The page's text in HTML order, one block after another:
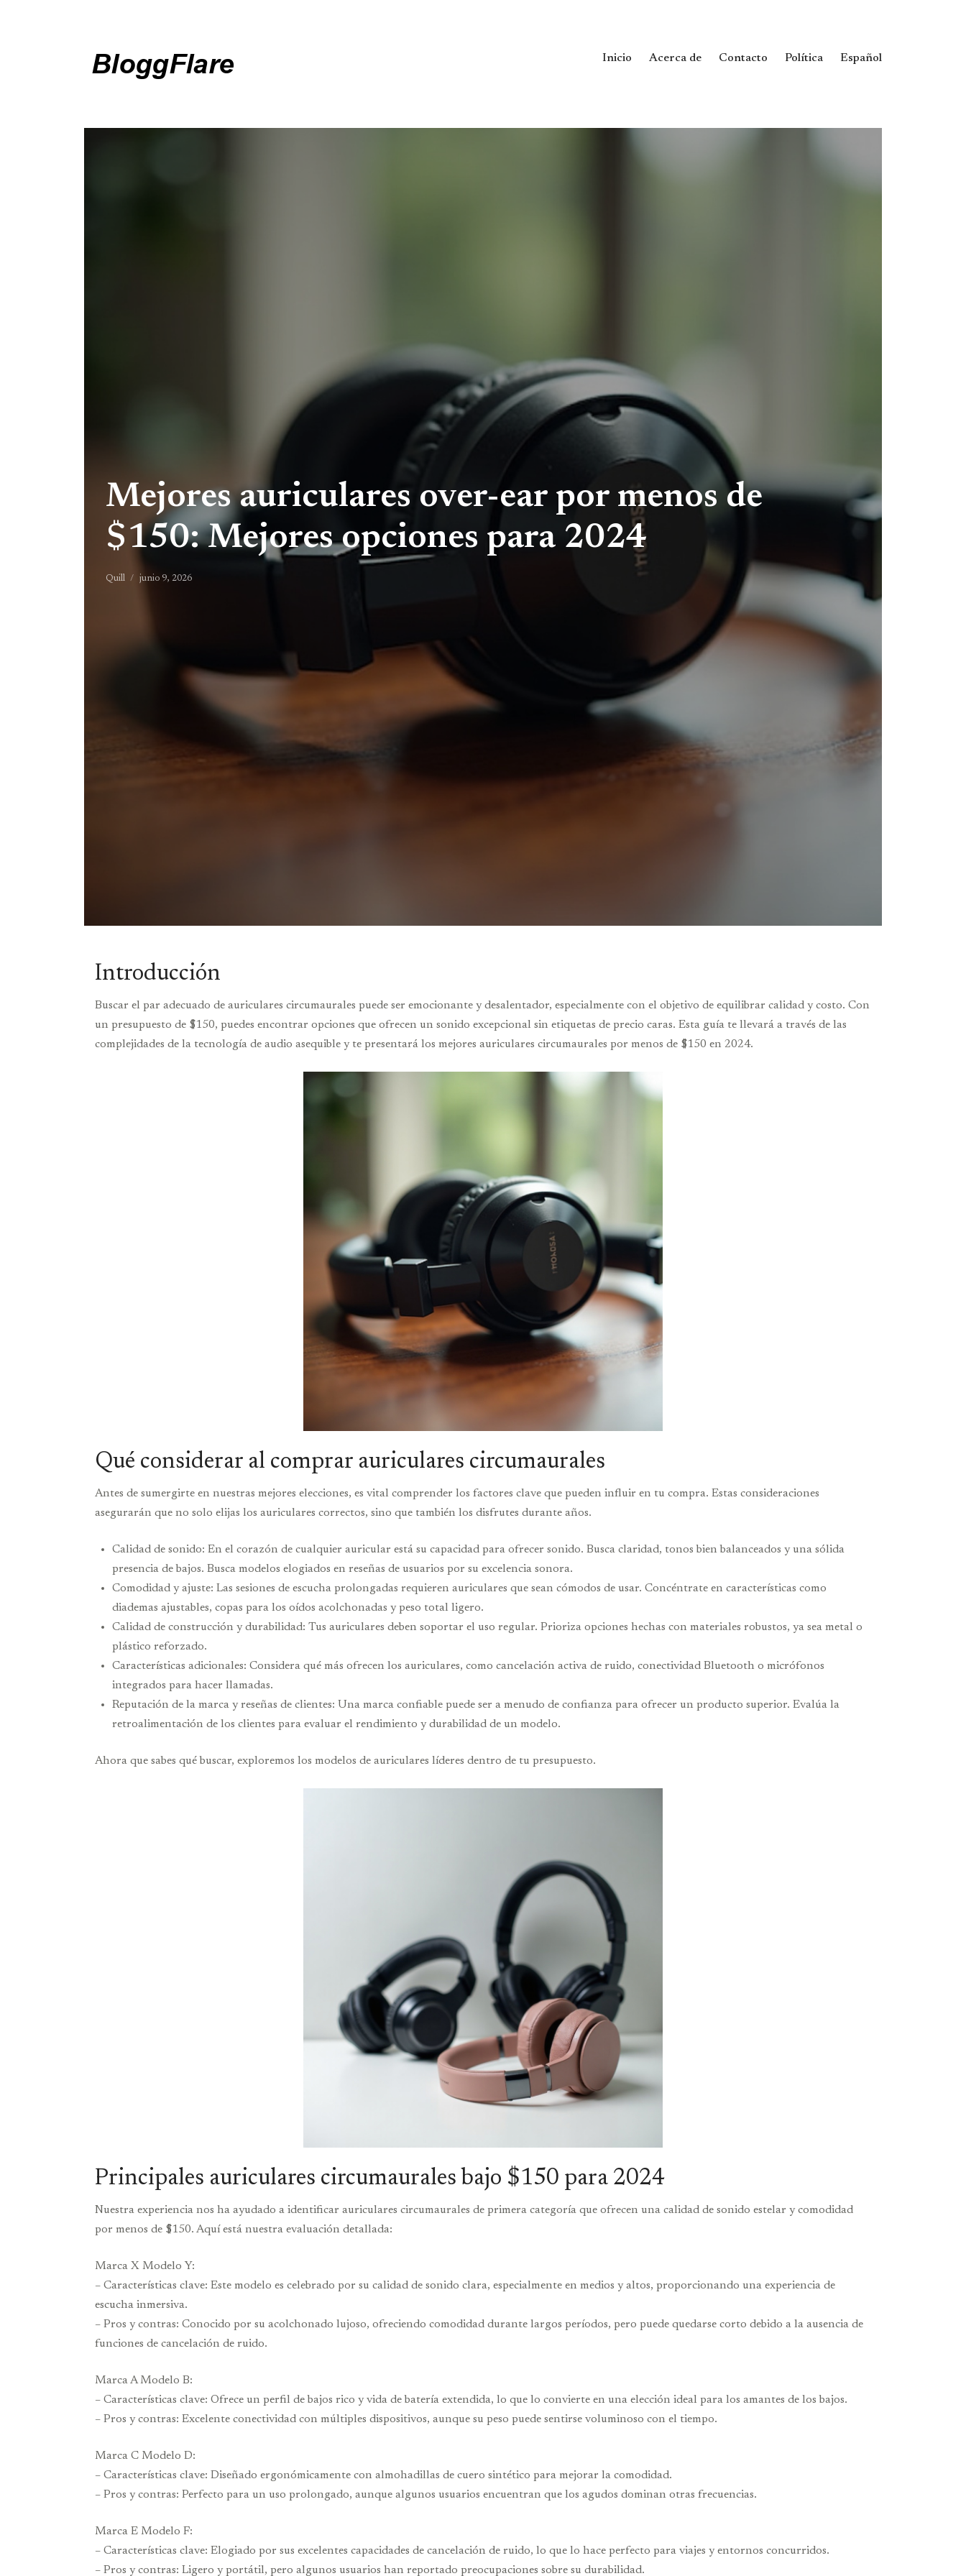
Inicio Acerca de Contacto Política Español
Mejores auriculares over-ear por menos de
$150: Mejores opciones para 2024
Quill junio 9, 2026
Introducción
Buscar el par adecuado de auriculares circumaurales puede ser emocionante y desalentador, especialmente con el objetivo de equilibrar calidad y costo. Con
un presupuesto de $150, puedes encontrar opciones que ofrecen un sonido excepcional sin etiquetas de precio caras. Esta guía te llevará a través de las
complejidades de la tecnología de audio asequible y te presentará los mejores auriculares circumaurales por menos de $150 en 2024.
Qué considerar al comprar auriculares circumaurales
Antes de sumergirte en nuestras mejores elecciones, es vital comprender los factores clave que pueden influir en tu compra. Estas consideraciones
asegurarán que no solo elijas los auriculares correctos, sino que también los disfrutes durante años.
Calidad de sonido: En el corazón de cualquier auricular está su capacidad para ofrecer sonido. Busca claridad, tonos bien balanceados y una sólida
presencia de bajos. Busca modelos elogiados en reseñas de usuarios por su excelencia sonora.
Comodidad y ajuste: Las sesiones de escucha prolongadas requieren auriculares que sean cómodos de usar. Concéntrate en características como
diademas ajustables, copas para los oídos acolchonadas y peso total ligero.
Calidad de construcción y durabilidad: Tus auriculares deben soportar el uso regular. Prioriza opciones hechas con materiales robustos, ya sea metal o
plástico reforzado.
Características adicionales: Considera qué más ofrecen los auriculares, como cancelación activa de ruido, conectividad Bluetooth o micrófonos
integrados para hacer llamadas.
Reputación de la marca y reseñas de clientes: Una marca confiable puede ser a menudo de confianza para ofrecer un producto superior. Evalúa la
retroalimentación de los clientes para evaluar el rendimiento y durabilidad de un modelo.
Ahora que sabes qué buscar, exploremos los modelos de auriculares líderes dentro de tu presupuesto.
Principales auriculares circumaurales bajo $150 para 2024
Nuestra experiencia nos ha ayudado a identificar auriculares circumaurales de primera categoría que ofrecen una calidad de sonido estelar y comodidad
por menos de $150. Aquí está nuestra evaluación detallada:
Marca X Modelo Y:
– Características clave: Este modelo es celebrado por su calidad de sonido clara, especialmente en medios y altos, proporcionando una experiencia de
escucha inmersiva.
– Pros y contras: Conocido por su acolchonado lujoso, ofreciendo comodidad durante largos períodos, pero puede quedarse corto debido a la ausencia de
funciones de cancelación de ruido.
Marca A Modelo B:
– Características clave: Ofrece un perfil de bajos rico y vida de batería extendida, lo que lo convierte en una elección ideal para los amantes de los bajos.
– Pros y contras: Excelente conectividad con múltiples dispositivos, aunque su peso puede sentirse voluminoso con el tiempo.
Marca C Modelo D:
– Características clave: Diseñado ergonómicamente con almohadillas de cuero sintético para mejorar la comodidad.
– Pros y contras: Perfecto para un uso prolongado, aunque algunos usuarios encuentran que los agudos dominan otras frecuencias.
Marca E Modelo F:
– Características clave: Elogiado por sus excelentes capacidades de cancelación de ruido, lo que lo hace perfecto para viajes y entornos concurridos.
– Pros y contras: Ligero y portátil, pero algunos usuarios han reportado preocupaciones sobre su durabilidad.